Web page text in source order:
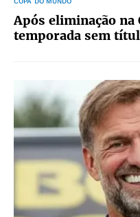
Após eliminação na
temporada sem